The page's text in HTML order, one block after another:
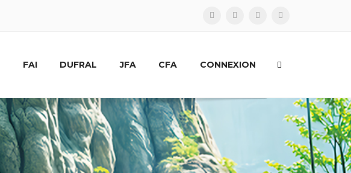
FAI DUFRAL JFA CFA CONNEXION